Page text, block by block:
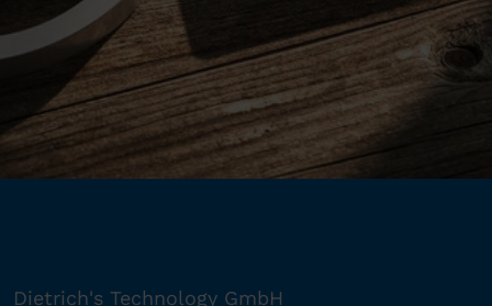
Dietrich's Technology GmbH